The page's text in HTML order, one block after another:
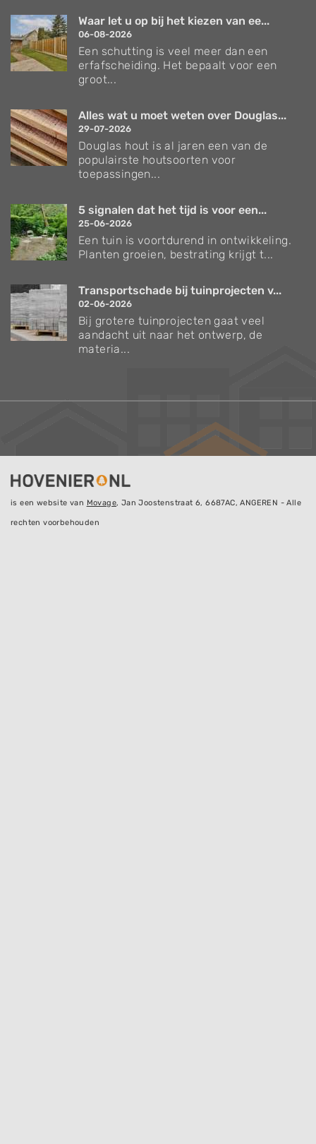
Waar let u op bij het kiezen van ee...
06-08-2026
Een schutting is veel meer dan een
erfafscheiding. Het bepaalt voor een
groot...
Alles wat u moet weten over Douglas...
29-07-2026
Douglas hout is al jaren een van de
populairste houtsoorten voor
toepassingen...
5 signalen dat het tijd is voor een...
25-06-2026
Een tuin is voortdurend in ontwikkeling.
Planten groeien, bestrating krijgt t...
Transportschade bij tuinprojecten v...
02-06-2026
Bij grotere tuinprojecten gaat veel
aandacht uit naar het ontwerp, de
materia...
is een website van Movage, Jan Joostenstraat 6, 6687AC, ANGEREN - Alle
rechten voorbehouden